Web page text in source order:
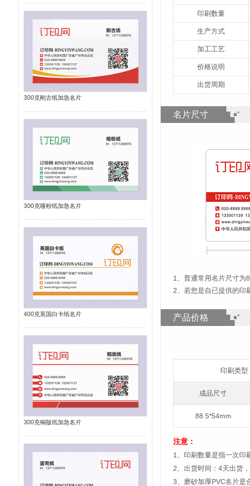
300克刚古纸加急名片
300克哑粉纸加急名片
400克英国白卡纸名片
300克铜版纸加急名片
印刷数量
生产方式
加工工艺
价格说明
出货周期
名片尺寸
1
普通常用名片尺寸为
2、若您是自已提供的印
产品价格
印刷类型
成品尺寸
88.5*54mm
注意：
1、印刷数量是指一次印
2、出货时间：4天出货
3、磨砂加厚PVC名片是